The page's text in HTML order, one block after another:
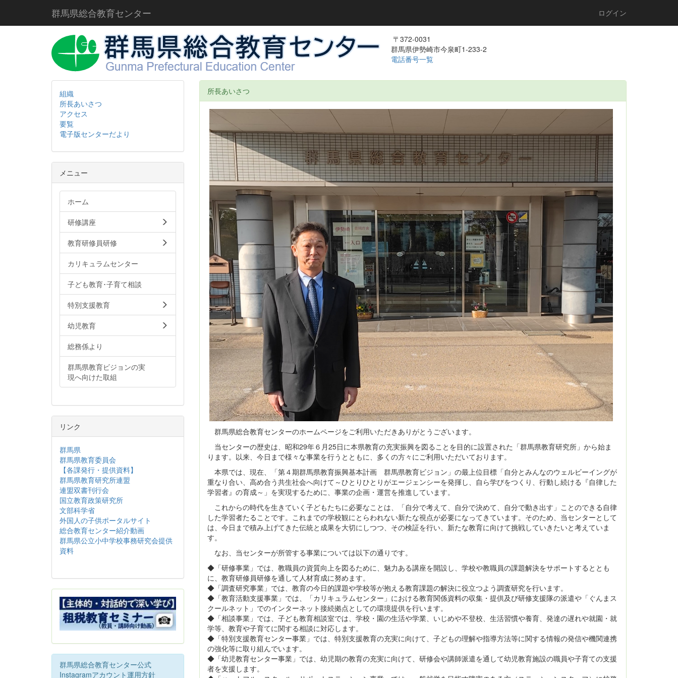
群馬県総合教育センター ログイン
〒372-0031
群馬県伊勢崎市今泉町1-233-2
電話番号一覧
所長あいさつ
群馬県総合教育センターのホームページをご利用いただきありがとうございます。
当センターの歴史は、昭和29年６月25日に本県教育の充実振興を図ることを目的に設置された「群馬県教育研究所」から始ま
ります。以来、今日まで様々な事業を行うとともに、多くの方々にご利用いただいております。
本県では、現在、「第４期群馬県教育振興基本計画 群馬県教育ビジョン」の最上位目標「自分とみんなのウェルビーイングが
重なり合い、高め合う共生社会へ向けて～ひとりひとりがエージェンシーを発揮し、自ら学びをつくり、行動し続ける『自律した
学習者』の育成～」を実現するために、事業の企画・運営を推進しています。
これからの時代を生きていく子どもたちに必要なことは、「自分で考えて、自分で決めて、自分で動き出す」ことのできる自律
した学習者たることです。これまでの学校観にとらわれない新たな視点が必要になってきています。そのため、当センターとして
は、今日まで積み上げてきた伝統と成果を大切にしつつ、その検証を行い、新たな教育に向けて挑戦していきたいと考えていま
す。
なお、当センターが所管する事業については以下の通りです。
◆「研修事業」では、教職員の資質向上を図るために、魅力ある講座を開設し、学校や教職員の課題解決をサポートするととも
に、教育研修員研修を通して人材育成に努めます。
◆「調査研究事業」では、教育の今日的課題や学校等が抱える教育課題の解決に役立つよう調査研究を行います。
◆「教育活動支援事業」では、「カリキュラムセンター」における教育関係資料の収集・提供及び研修支援隊の派遣や「ぐんまス
クールネット」でのインターネット接続拠点としての環境提供を行います。
◆「相談事業」では、子ども教育相談室では、学校・園の生活や学業、いじめや不登校、生活習慣や養育、発達の遅れや就園・就
学等、教育や子育てに関する相談に対応します。
◆「特別支援教育センター事業」では、特別支援教育の充実に向けて、子どもの理解や指導方法等に関する情報の発信や機関連携
の強化等に取り組んでいます。
◆「幼児教育センター事業」では、幼児期の教育の充実に向けて、研修会や講師派遣を通して幼児教育施設の職員や子育ての支援
者を支援します。
組織
所長あいさつ
アクセス
要覧
電子版センターだより
メニュー
ホーム
研修講座
教育研修員研修
カリキュラムセンター
子ども教育･子育て相談
特別支援教育
幼児教育
総務係より
群馬県教育ビジョンの実
現へ向けた取組
リンク
群馬県
群馬県教育委員会
【各課発行・提供資料】
群馬県教育研究所連盟
連盟双書刊行会
国立教育政策研究所
文部科学省
外国人の子供ポータルサイト
総合教育センター紹介動画
群馬県公立小中学校事務研究会提供
資料
群馬県総合教育センター公式
Instagramアカウント運用方針